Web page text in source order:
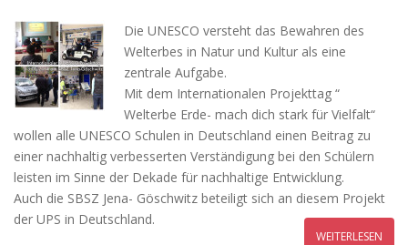
Die UNESCO versteht das Bewahren des
Welterbes in Natur und Kultur als eine
zentrale Aufgabe.
Mit dem Internationalen Projekttag “
Welterbe Erde- mach dich stark für Vielfalt“
wollen alle UNESCO Schulen in Deutschland einen Beitrag zu
einer nachhaltig verbesserten Verständigung bei den Schülern
leisten im Sinne der Dekade für nachhaltige Entwicklung.
Auch die SBSZ Jena- Göschwitz beteiligt sich an diesem Projekt
der UPS in Deutschland.
WEITERLESEN